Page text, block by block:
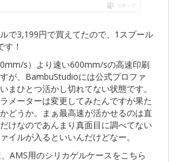
ポチップ
で3,199円で買えてたので、1スプール
！
s）より速い600mm/sの高速印刷
が、BambuStudioには公式プロファ
まひとつ活かし切れてない状態です。
メーターは変更してみたんですが果た
どうか。まぁ最高速が活かせるのは直
けなのであんまり真面目に調べてない
イルが入るといいんだけどなー。
AMS用のシリカゲルケースをこちら